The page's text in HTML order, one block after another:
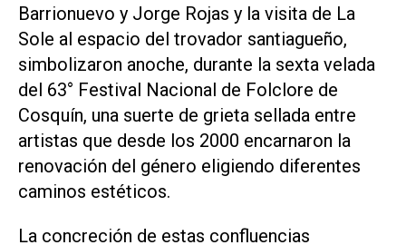
Barrionuevo y Jorge Rojas y la visita de La
Sole al espacio del trovador santiagueño,
simbolizaron anoche, durante la sexta velada
del 63° Festival Nacional de Folclore de
Cosquín, una suerte de grieta sellada entre
artistas que desde los 2000 encarnaron la
renovación del género eligiendo diferentes
caminos estéticos.
La concreción de estas confluencias